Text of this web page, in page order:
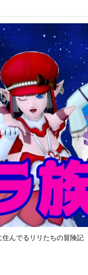
んでるリリたちの冒険記